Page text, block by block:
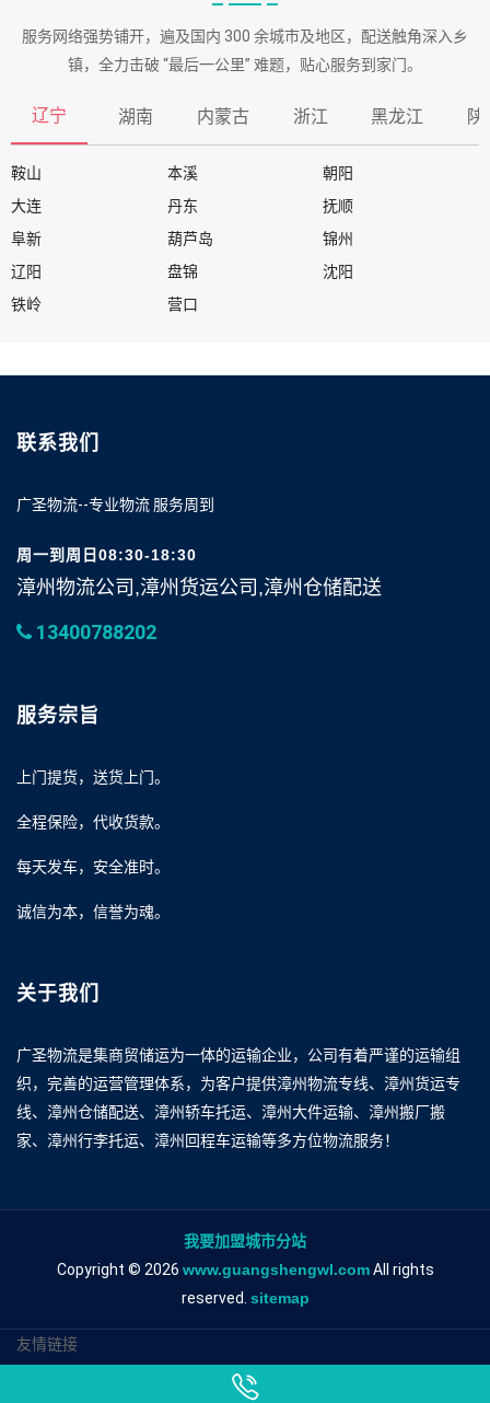
服务网络强势铺开，遍及国内 300 余城市及地区，配送触角深入乡
镇，全力击破 “最后一公里” 难题，贴心服务到家门。
辽宁 湖南 内蒙古 浙江 黑龙江 陕
鞍山 本溪
朝阳
大连
丹东
抚顺
阜新
葫芦岛
锦州
辽阳
盘锦
沈阳
铁岭
营口
联系我们
广圣物流--专业物流 服务周到
周一到周日08:30-18:30
漳州物流公司,漳州货运公司,漳州仓储配送
13400788202
服务宗旨
上门提货，送货上门。
全程保险，代收货款。
每天发车，安全准时。
诚信为本，信誉为魂。
关于我们
广圣物流是集商贸储运为一体的运输企业，公司有着严谨的运输组
织，完善的运营管理体系，为客户提供漳州物流专线、漳州货运专
线、漳州仓储配送、漳州轿车托运、漳州大件运输、漳州搬厂搬
家、漳州行李托运、漳州回程车运输等多方位物流服务！
我要加盟城市分站
Copyright © 2026 www.guangshengwl.comAll rights
reserved. sitemap
友情链接
漳州到德阳物流公司